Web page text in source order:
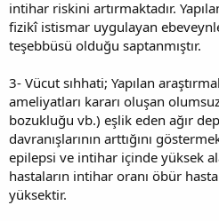
intihar riskini artırmaktadır.
fizikî istismar uygulayan
teşebbüsü olduğu saptanmıştır.
3- Vücut sıhhati; Yapılan
ameliyatları kararı oluşan
bozukluğu vb.) eşlik eden ağır
davranışlarının arttığını
epilepsi ve intihar içinde yüksek
hastaların intihar oranı öbür
yüksektir.